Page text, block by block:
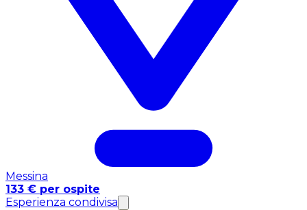
Messina
133 € per ospite
Esperienza condivisa